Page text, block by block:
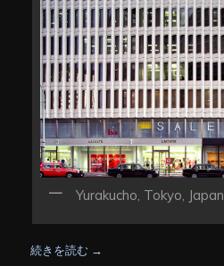
Yurakucho, Tokyo, Japan
続きを読む →